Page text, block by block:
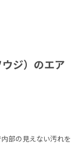
ジ）のエア
部の見えない汚れを